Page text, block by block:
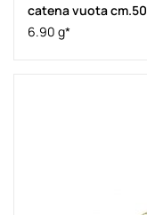
catena vuota cm.50
6.90 g*